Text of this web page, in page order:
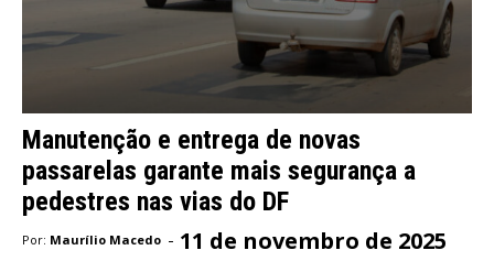
Manutenção e entrega de novas
passarelas garante mais segurança a
pedestres nas vias do DF
Por: Maurílio Macedo - 11 de novembro de 2025